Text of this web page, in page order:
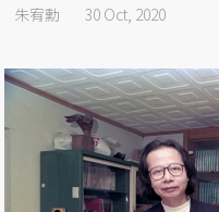
朱宥勳 30 Oct, 2020